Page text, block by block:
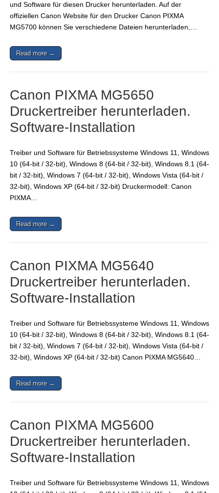
und Software für diesen Drucker herunterladen. Auf der
offiziellen Canon Website für den Drucker Canon PIXMA
MG5700 können Sie verschiedene Dateien herunterladen,…
Read more →
Canon PIXMA MG5650
Druckertreiber herunterladen.
Software-Installation
Treiber und Software für Betriebssysteme Windows 11, Windows
10 (64-bit / 32-bit), Windows 8 (64-bit / 32-bit), Windows 8.1 (64-
bit / 32-bit), Windows 7 (64-bit / 32-bit), Windows Vista (64-bit /
32-bit), Windows XP (64-bit / 32-bit) Druckermodell: Canon
PIXMA…
Read more →
Canon PIXMA MG5640
Druckertreiber herunterladen.
Software-Installation
Treiber und Software für Betriebssysteme Windows 11, Windows
10 (64-bit / 32-bit), Windows 8 (64-bit / 32-bit), Windows 8.1 (64-
bit / 32-bit), Windows 7 (64-bit / 32-bit), Windows Vista (64-bit /
32-bit), Windows XP (64-bit / 32-bit) Canon PIXMA MG5640…
Read more →
Canon PIXMA MG5600
Druckertreiber herunterladen.
Software-Installation
Treiber und Software für Betriebssysteme Windows 11, Windows